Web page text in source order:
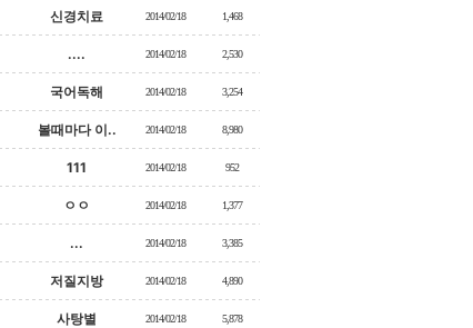
신경치료 2014/02/18 1,468
.... 2014/02/18 2,530
국어독해 2014/02/18 3,254
볼때마다 이.. 2014/02/18 8,980
111 2014/02/18 952
ㅇㅇ 2014/02/18 1,377
... 2014/02/18 3,385
저질지방 2014/02/18 4,890
사탕별 2014/02/18 5,878